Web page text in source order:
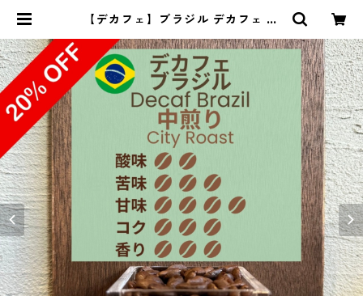
【デカフェ】ブラジル デカフェ フ
20％OFF） | 豆丸珈琲